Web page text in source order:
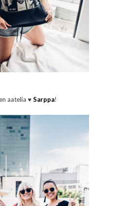
aatelia ♥ Sarppa!